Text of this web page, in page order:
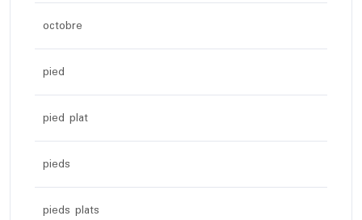
octobre
pied
pied plat
pieds
pieds plats